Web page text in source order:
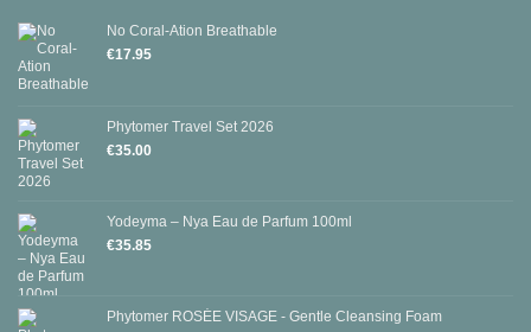
No Coral-Ation Breathable
€17.95
Phytomer Travel Set 2026
€35.00
Yodeyma – Nya Eau de Parfum 100ml
€35.85
Phytomer ROSÉE VISAGE - Gentle Cleansing Foam